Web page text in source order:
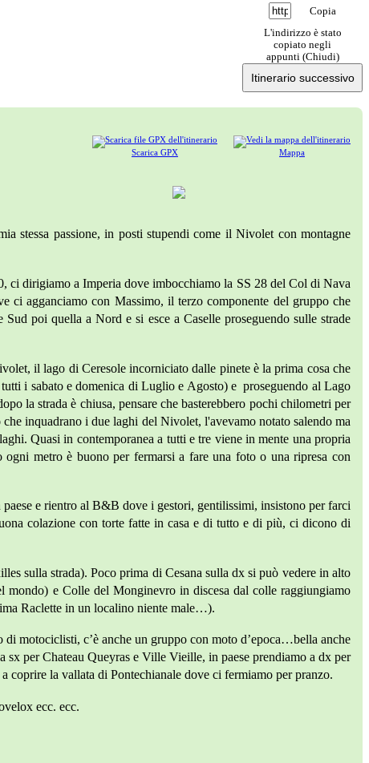
Copia
L'indirizzo è stato
copiato negli
appunti (Chiudi)
Itinerario successivo
Mappa
Scarica GPX
stessa passione, in posti stupendi come il Nivolet con montagne
ci dirigiamo a Imperia dove imbocchiamo la SS 28 del Col di Nava
ci agganciamo con Massimo, il terzo componente del gruppo che
poi quella a Nord e si esce a Caselle proseguendo sulle strade
il lago di Ceresole incorniciato dalle pinete è la prima cosa che
i sabato e domenica di Luglio e Agosto) e proseguendo al Lago
la strada è chiusa, pensare che basterebbero pochi chilometri per
inquadrano i due laghi del Nivolet, l'avevamo notato salendo ma
Quasi in contemporanea a tutti e tre viene in mente una propria
metro è buono per fermarsi a fare una foto o una ripresa con
e rientro al B&B dove i gestori, gentilissimi, insistono per farci
colazione con torte fatte in casa e di tutto e di più, ci dicono di
sulla strada). Poco prima di Cesana sulla dx si può vedere in alto
mondo) e Colle del Monginevro in discesa dal colle raggiungiamo
Raclette in un localino niente male…).
motociclisti, c’è anche un gruppo con moto d’epoca…bella anche
per Chateau Queyras e Ville Vieille, in paese prendiamo a dx per
la vallata di Pontechianale dove ci fermiamo per pranzo.
ecc. ecc.